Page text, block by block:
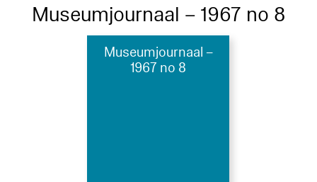
Museumjournaal – 1967 no 8
Museumjournaal –
1967 no 8